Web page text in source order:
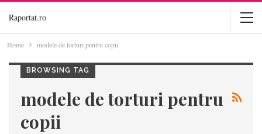
Raportat.ro
Home modele de torturi pentru copii
BROWSING TAG
modele de torturi pentru
copii